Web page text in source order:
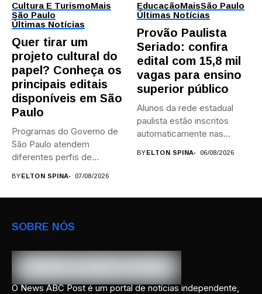
Cultura E TurismoMais
São Paulo
Últimas Notícias
Quer tirar um
projeto cultural do
papel? Conheça os
principais editais
disponíveis em São
Paulo
Programas do Governo de
São Paulo atendem
diferentes perfis de
BYELTON SPINA 07/08/2026
EducaçãoMaisSão Paulo
Últimas Notícias
Provão Paulista
Seriado: confira
edital com 15,8 mil
vagas para ensino
superior público
Alunos da rede estadual
paulista estão inscritos
automaticamente nas
BYELTON SPINA 06/08/2026
SOBRE NÓS
O News ABC Post é um portal de notícias independente,